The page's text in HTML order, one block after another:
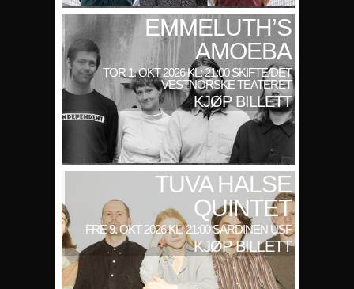
EMMELUTH’S
AMOEBA
TOR 1. OKT 2026 KL: 21:00 SKIFTE/DET
VESTNORSKE TEATERET
KJØP BILLETT
TUVA HALSE
QUINTET
FRE 9. OKT 2026 KL: 21:00 SARDINEN USF
KJØP BILLETT